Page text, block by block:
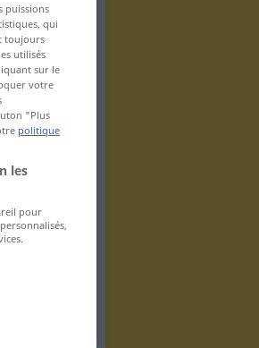
puissions
qui
toujours
utilisés
sur le
votre
"Plus
politique
les
pour